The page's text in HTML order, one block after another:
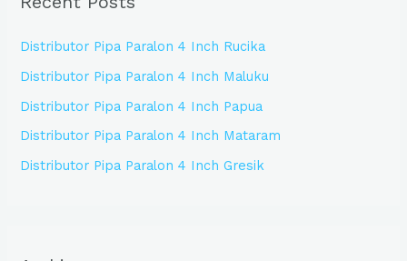
f
o
r
:
Distributor Pipa Paralon 4 Inch Rucika
Distributor Pipa Paralon 4 Inch Maluku
Distributor Pipa Paralon 4 Inch Papua
Distributor Pipa Paralon 4 Inch Mataram
Distributor Pipa Paralon 4 Inch Gresik